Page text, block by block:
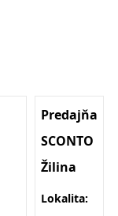
Predajňa
SCONTO
Žilina
Lokalita: